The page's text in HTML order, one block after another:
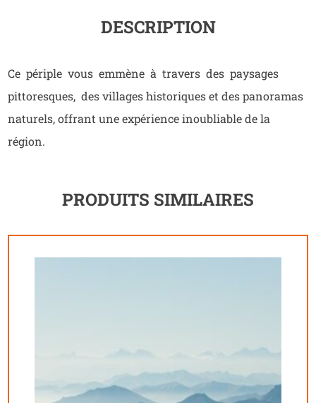
DESCRIPTION
Ce périple vous emmène à travers des paysages
pittoresques, des villages historiques et des panoramas
naturels, offrant une expérience inoubliable de la
région.
PRODUITS SIMILAIRES